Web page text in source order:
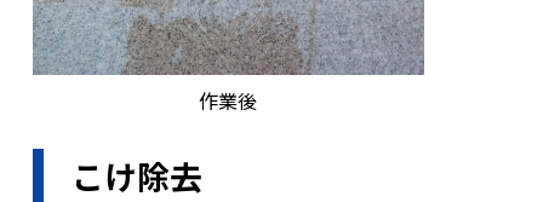
作業後
こけ除去